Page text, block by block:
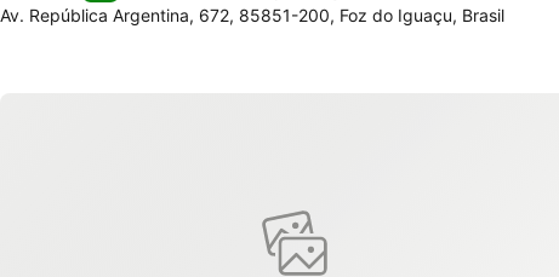
Av. República Argentina, 672, 85851-200, Foz do Iguaçu, Brasil